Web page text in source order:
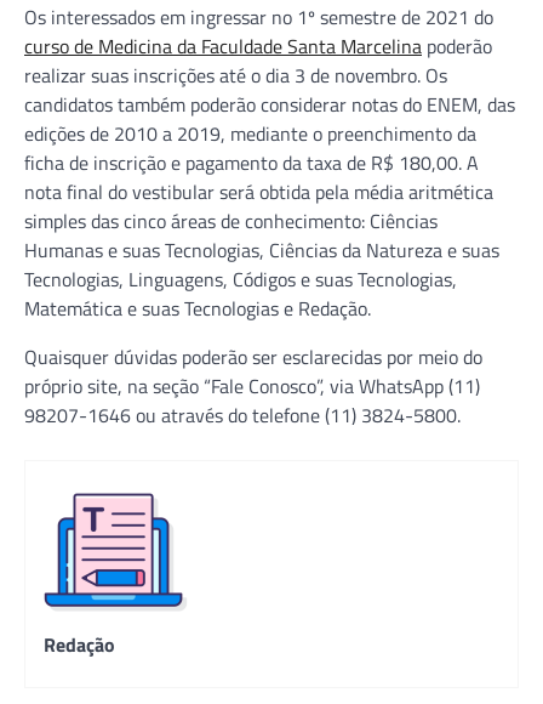
Os interessados em ingressar no 1º semestre de 2021 do
curso de Medicina da Faculdade Santa Marcelina poderão
realizar suas inscrições até o dia 3 de novembro. Os
candidatos também poderão considerar notas do ENEM, das
edições de 2010 a 2019, mediante o preenchimento da
ficha de inscrição e pagamento da taxa de R$ 180,00. A
nota final do vestibular será obtida pela média aritmética
simples das cinco áreas de conhecimento: Ciências
Humanas e suas Tecnologias, Ciências da Natureza e suas
Tecnologias, Linguagens, Códigos e suas Tecnologias,
Matemática e suas Tecnologias e Redação.
Quaisquer dúvidas poderão ser esclarecidas por meio do
próprio site, na seção “Fale Conosco”, via WhatsApp (11)
98207-1646 ou através do telefone (11) 3824-5800.
Redação